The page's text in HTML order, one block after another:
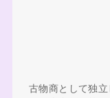
古物商として独